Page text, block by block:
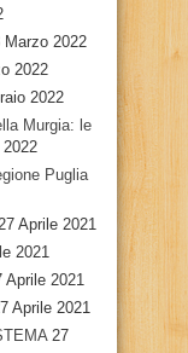
Marzo 2022
2022
2022
Murgia: le
2022
Puglia
Aprile 2021
2021
Aprile 2021
Aprile 2021
27